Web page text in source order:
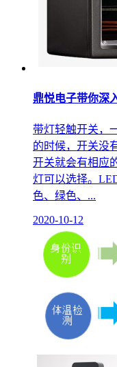
鼎悦电子带你深
带灯轻触开关，
的时候，开关没
开关就会有相应
灯可以选择。
色、绿色、...
2020-10-12